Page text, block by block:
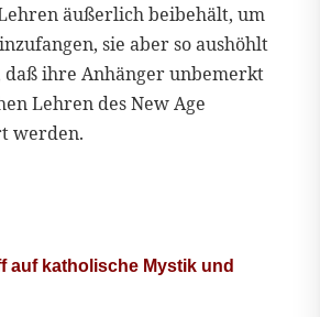
äußerlich beibehält, um
sie aber so aushöhlt
ihre Anhänger unbemerkt
Lehren des New Age
werden.
auf katholische Mystik und